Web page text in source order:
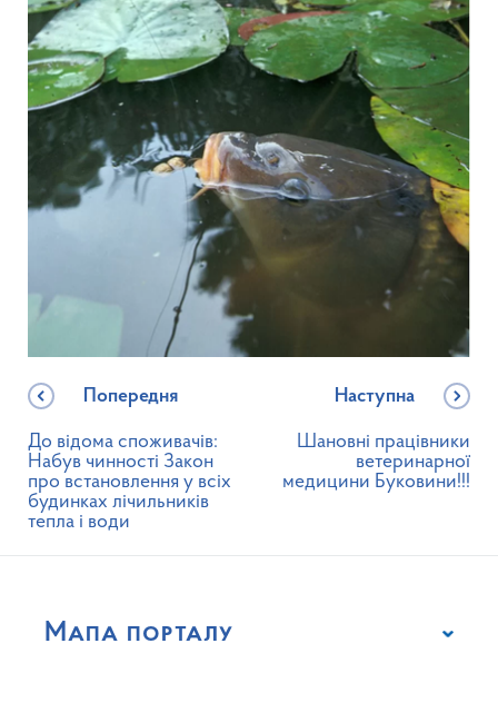
Попередня
До відома споживачів:
Набув чинності Закон
про встановлення у всіх
будинках лічильників
тепла і води
Наступна
Шановні працівники
ветеринарної
медицини Буковини!!!
Мапа порталу